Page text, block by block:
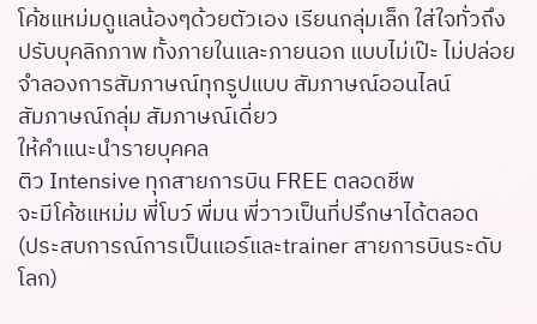
โค้ชแหม่มดูแลน้องๆด้วยตัวเอง เรียนกลุ่มเล็ก ใส่ใจทั่วถึง
ปรับบุคลิกภาพ ทั้งภายในและภายนอก แบบไม่เป๊ะ ไม่ปล่อย
จำลองการสัมภาษณ์ทุกรูปแบบ สัมภาษณ์ออนไลน์
สัมภาษณ์กลุ่ม สัมภาษณ์เดี่ยว
ให้คำแนะนำรายบุคคล
ติว Intensive ทุกสายการบิน FREE ตลอดชีพ
จะมีโค้ชแหม่ม พี่โบว์ พี่มน พี่วาวเป็นที่ปรึกษาได้ตลอด
(ประสบการณ์การเป็นแอร์และtrainer สายการบินระดับ
โลก)